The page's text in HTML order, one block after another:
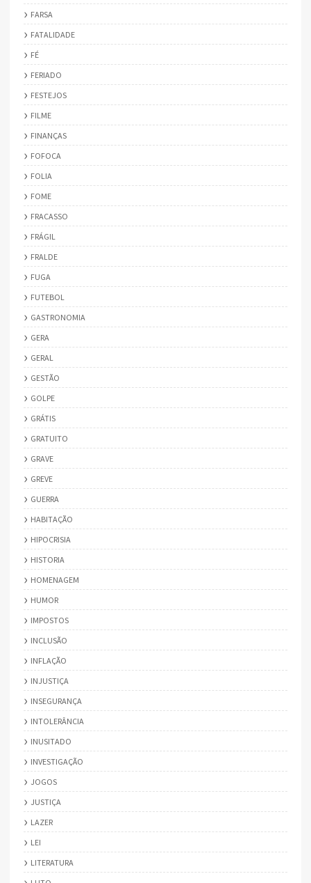
FARSA
FATALIDADE
FÉ
FERIADO
FESTEJOS
FILME
FINANÇAS
FOFOCA
FOLIA
FOME
FRACASSO
FRÁGIL
FRALDE
FUGA
FUTEBOL
GASTRONOMIA
GERA
GERAL
GESTÃO
GOLPE
GRÁTIS
GRATUITO
GRAVE
GREVE
GUERRA
HABITAÇÃO
HIPOCRISIA
HISTORIA
HOMENAGEM
HUMOR
IMPOSTOS
INCLUSÃO
INFLAÇÃO
INJUSTIÇA
INSEGURANÇA
INTOLERÂNCIA
INUSITADO
INVESTIGAÇÃO
JOGOS
JUSTIÇA
LAZER
LEI
LITERATURA